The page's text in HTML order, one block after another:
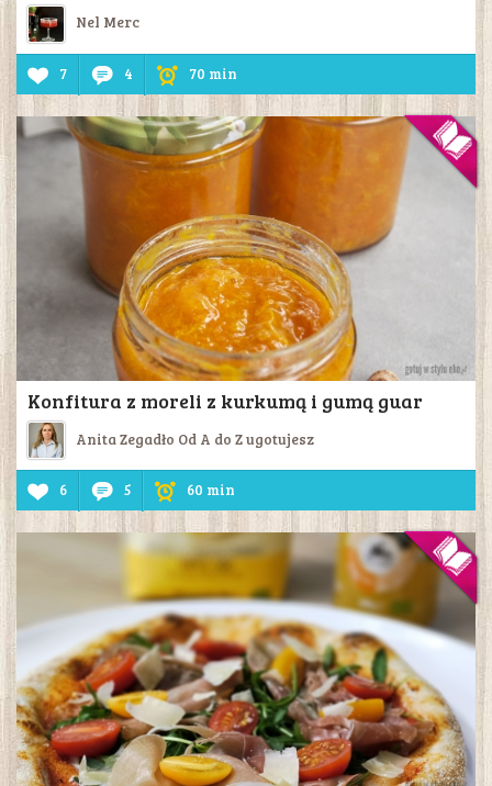
Nel Merc
7 4 70 min
Konfitura z moreli z kurkumą i gumą guar
Anita Zegadło Od A do Z ugotujesz
6 5 60 min